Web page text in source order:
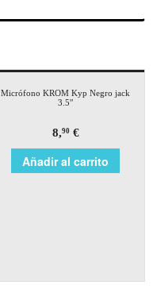
Micrófono KROM Kyp Negro jack
3.5″
8,90€
Añadir al carrito